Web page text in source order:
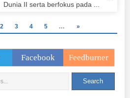
Dunia II serta berfokus pada ...
2 3 4 5 ... »
Facebook Feedburner